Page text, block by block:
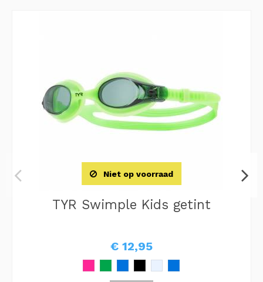
Niet op voorraad
TYR Swimple Kids getint
€ 12,95